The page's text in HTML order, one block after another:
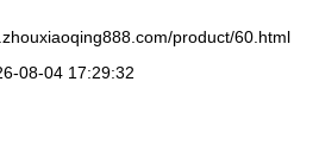
product/60.html
08-04 17:29:32